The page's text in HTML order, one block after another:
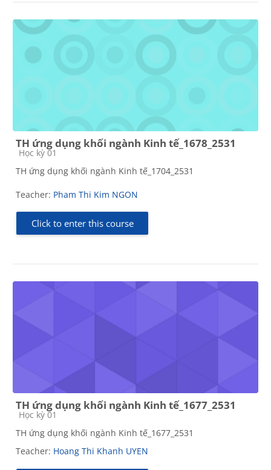
TH ứng dụng khối ngành Kinh tế_1678_2531
Course category
Học kỳ 01
TH ứng dụng khối ngành Kinh tế_1704_2531
Teacher: Pham Thi Kim NGON
Click to enter this course
TH ứng dụng khối ngành Kinh tế_1677_2531
Course category
Học kỳ 01
TH ứng dụng khối ngành Kinh tế_1677_2531
Teacher: Hoang Thi Khanh UYEN